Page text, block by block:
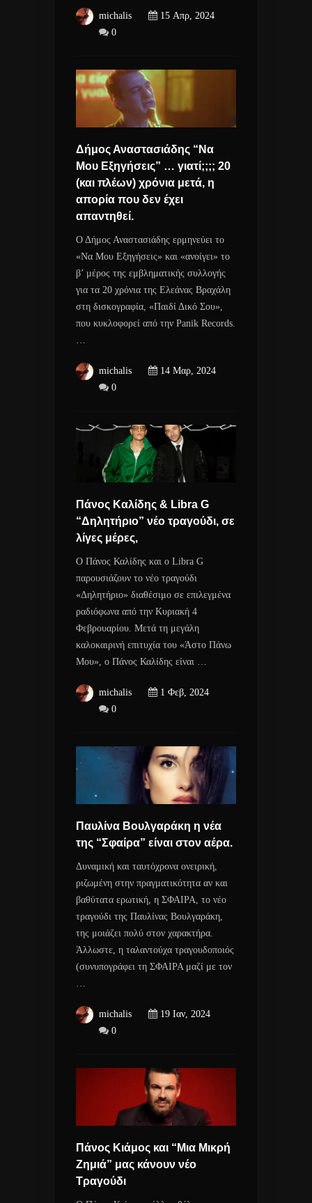
michalis
15 Απρ, 2024
0
Δήμος Αναστασιάδης “Να
Μου Εξηγήσεις” … γιατί;;;; 20
(και πλέων) χρόνια μετά, η
απορία που δεν έχει
απαντηθεί.
Ο Δήμος Αναστασιάδης ερμηνεύει το
«Να Μου Εξηγήσεις» και «ανοίγει» το
β’ μέρος της εμβληματικής συλλογής
για τα 20 χρόνια της Ελεάνας Βραχάλη
στη δισκογραφία, «Παιδί Δικό Σου»,
που κυκλοφορεί από την Panik Records.
…
michalis
14 Μαρ, 2024
0
Πάνος Καλίδης & Libra G
“Δηλητήριο” νέο τραγούδι, σε
λίγες μέρες,
Ο Πάνος Καλίδης και ο Libra G
παρουσιάζουν το νέο τραγούδι
«Δηλητήριο» διαθέσιμο σε επιλεγμένα
ραδιόφωνα από την Κυριακή 4
Φεβρουαρίου. Μετά τη μεγάλη
καλοκαιρινή επιτυχία του «Άστο Πάνω
Μου», ο Πάνος Καλίδης είναι …
michalis
1 Φεβ, 2024
0
Παυλίνα Βουλγαράκη η νέα
της “Σφαίρα” είναι στον αέρα.
Δυναμική και ταυτόχρονα ονειρική,
ριζωμένη στην πραγματικότητα αν και
βαθύτατα ερωτική, η ΣΦΑΙΡΑ, το νέο
τραγούδι της Παυλίνας Βουλγαράκη,
της μοιάζει πολύ στον χαρακτήρα.
Άλλωστε, η ταλαντούχα τραγουδοποιός
(συνυπογράφει τη ΣΦΑΙΡΑ μαζί με τον
michalis
19 Ιαν, 2024
0
Πάνος Κιάμος και “Μια Μικρή
Ζημιά” μας κάνουν νέο
Τραγούδι